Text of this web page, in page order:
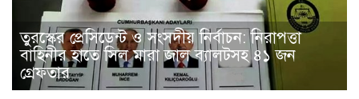
তুরস্কের প্রেসিডেন্ট ও সংসদীয় নির্বাচন: নিরাপত্তা
বাহিনীর হাতে সিল মারা জাল ব্যালটসহ ৪১ জন
গ্রেফতার